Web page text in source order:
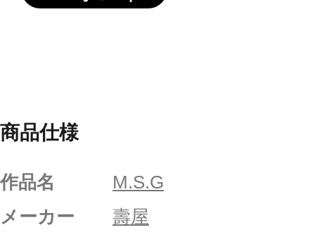
商品仕様
作品名
M.S.G
メーカー
壽屋